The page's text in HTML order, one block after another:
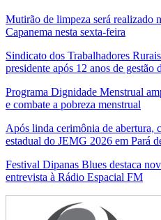
Mutirão de limpeza será realizado
Capanema nesta sexta-feira
Sindicato dos Trabalhadores
presidente após 12 anos de gestão
Programa Dignidade Menstrual
e combate a pobreza menstrual
Após linda cerimônia de abertura,
estadual do JEMG 2026 em Pará
Festival Dipanas Blues destaca
entrevista à Rádio Espacial FM